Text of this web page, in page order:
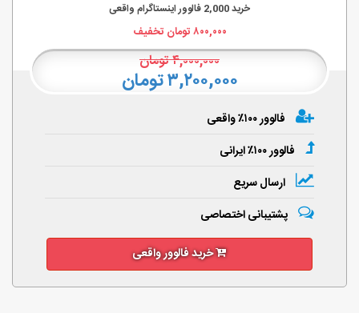
خرید2,000 فالوور اینستاگرام واقعی
۸۰۰,۰۰۰تومان تخفیف
۴,۰۰۰,۰۰۰تومان
۳,۲۰۰,۰۰۰ تومان
فالوور ۱۰۰٪ واقعی
فالوور ۱۰۰٪ ایرانی
ارسال سریع
پشتیبانی اختصاصی
خرید فالوور واقعی